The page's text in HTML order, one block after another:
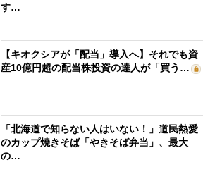
す…
【キオクシアが「配当」導入へ】それでも資
産10億円超の配当株投資の達人が「買う…
「北海道で知らない人はいない！」道民熱愛
のカップ焼きそば「やきそば弁当」、最大
の…